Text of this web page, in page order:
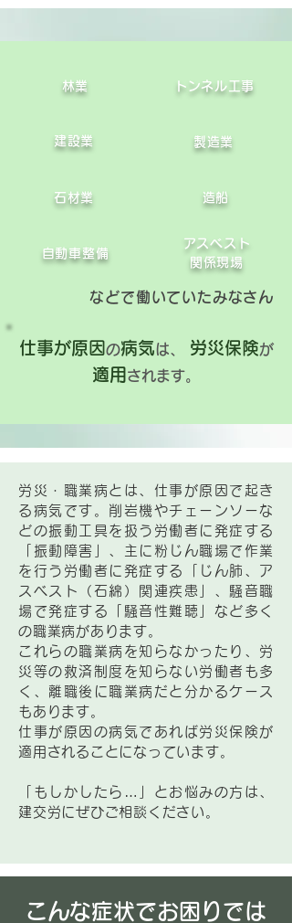
林業 トンネル工事
建設業 製造業
石材業 造船
自動車整備
アスベスト
関係現場
などで働いていたみなさん
仕事が原因の病気は、 労災保険が
適用 されます。
労災・職業病とは、仕事が原因で起き
る病気です。削岩機やチェーンソーな
どの振動工具を扱う労働者に発症する
「振動障害」、主に粉じん職場で作業
を行う労働者に発症する「じん肺、ア
スベスト（石綿）関連疾患」、騒音職
場で発症する「騒音性難聴」など多く
の職業病があります。
これらの職業病を知らなかったり、労
災等の救済制度を知らない労働者も多
く、離職後に職業病だと分かるケース
もあります。
仕事が原因の病気であれば労災保険が
適用されることになっています。
「もしかしたら…」とお悩みの方は、
建交労にぜひご相談ください。
こんな症状でお困りでは